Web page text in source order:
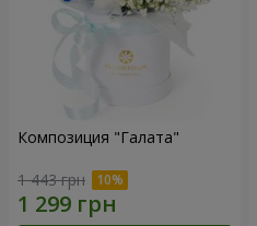
Композиция "Галата"
1 443 грн